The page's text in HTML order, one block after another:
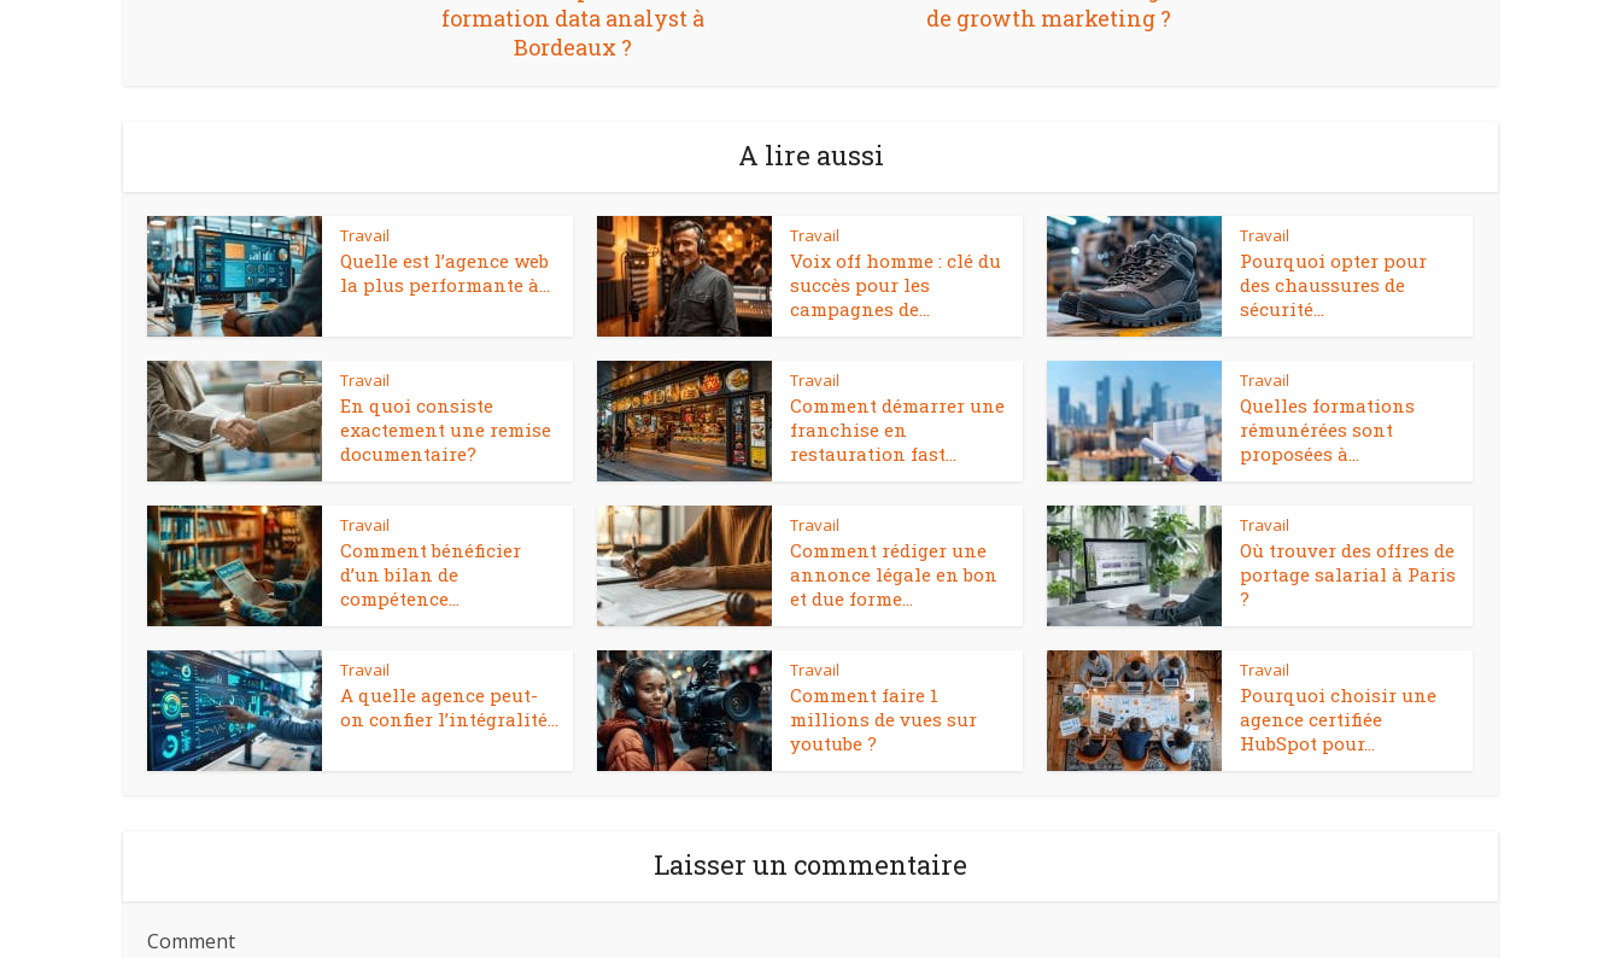
formation data analyst à
Bordeaux ?
de growth marketing ?
A lire aussi
Travail
Quelle est l’agence web
la plus performante à...
Travail
Voix off homme : clé du
succès pour les
campagnes de...
Travail
Pourquoi opter pour
des chaussures de
sécurité...
Travail
En quoi consiste
exactement une remise
documentaire?
Travail
Comment démarrer une
franchise en
restauration fast...
Travail
Quelles formations
rémunérées sont
proposées à...
Travail
Comment bénéficier
d’un bilan de
compétence...
Travail
Comment rédiger une
annonce légale en bon
et due forme...
Travail
Où trouver des offres de
portage salarial à Paris
?
Travail
A quelle agence peut-
on confier l’intégralité...
Travail
Comment faire 1
millions de vues sur
youtube ?
Travail
Pourquoi choisir une
agence certifiée
HubSpot pour...
Laisser un commentaire
Comment